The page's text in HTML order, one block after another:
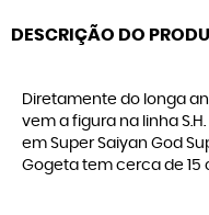
DESCRIÇÃO DO
Diretamente do longa
vem a figura na linha
em Super Saiyan God
Gogeta tem cerca de 15